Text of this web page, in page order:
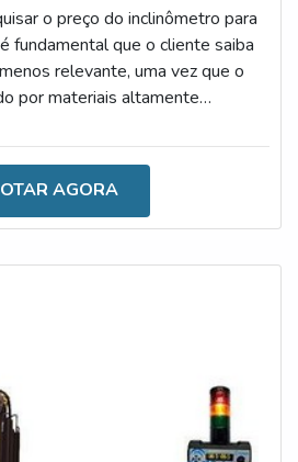
o preço do inclinômetro para
fundamental que o cliente saiba
relevante, uma vez que o
por materiais altamente
investimento a ser feito.Ao
através dele, é possível obter
frontais e laterais do
AGORA